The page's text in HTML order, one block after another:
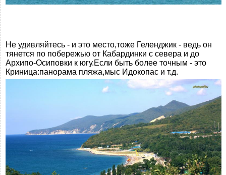
Не удивляйтесь - и это место,тоже Геленджик - ведь он
тянется по побережью от Кабардинки с севера и до
Архипо-Осиповки к югу.Если быть более точным - это
Криница:панорама пляжа,мыс Идокопас и т.д.